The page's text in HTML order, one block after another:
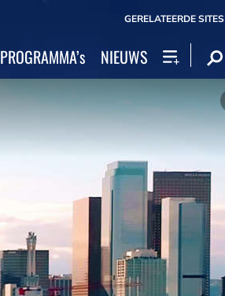
GERELATEERDE SITES
PROGRAMMA’s NIEUWS